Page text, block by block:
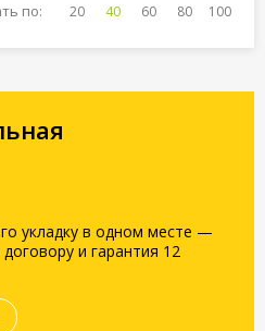
по: 20 40 60 80 100
укладку в одном месте —
и гарантия 12